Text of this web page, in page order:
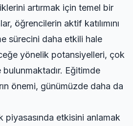
artırmak için temel bir
öğrencilerin aktif katılımını
sürecini daha etkili hale
yönelik potansiyelleri, çok
Eğitimde
önemi, günümüzde daha da
piyasasında etkisini anlamak